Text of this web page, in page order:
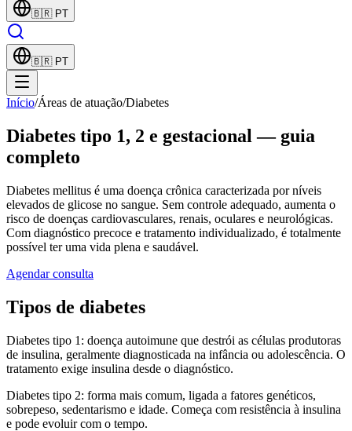
🇧🇷 PT
🇧🇷 PT
Início/Áreas de atuação/Diabetes
Diabetes tipo 1, 2 e gestacional — guia
completo
Diabetes mellitus é uma doença crônica caracterizada por níveis
elevados de glicose no sangue. Sem controle adequado, aumenta o
risco de doenças cardiovasculares, renais, oculares e neurológicas.
Com diagnóstico precoce e tratamento individualizado, é totalmente
possível ter uma vida plena e saudável.
Agendar consulta
Tipos de diabetes
Diabetes tipo 1: doença autoimune que destrói as células produtoras
de insulina, geralmente diagnosticada na infância ou adolescência. O
tratamento exige insulina desde o diagnóstico.
Diabetes tipo 2: forma mais comum, ligada a fatores genéticos,
sobrepeso, sedentarismo e idade. Começa com resistência à insulina
e pode evoluir com o tempo.